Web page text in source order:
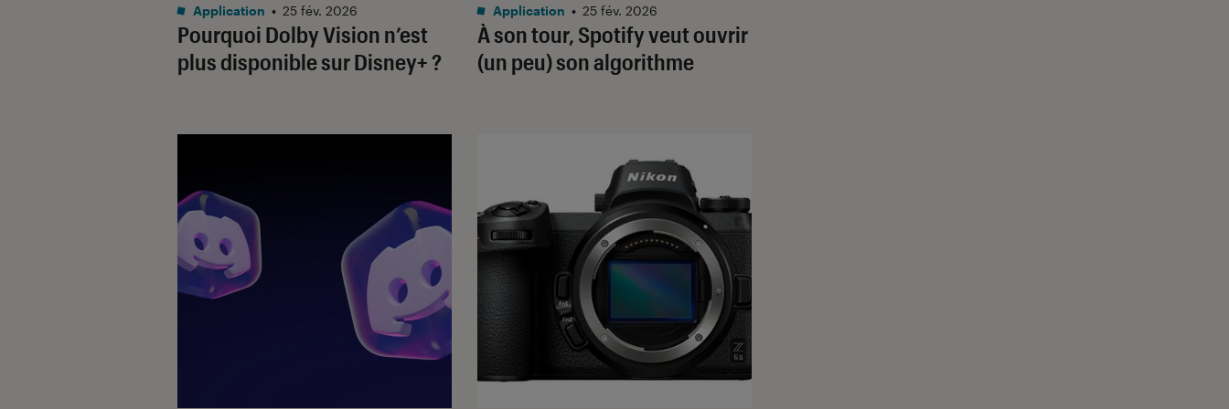
Pourquoi Dolby Vision n’est
plus disponible sur Disney+ ?
Application • 25 fév. 2026
À son tour, Spotify veut ouvrir
(un peu) son algorithme
Application • 25 fév. 2026